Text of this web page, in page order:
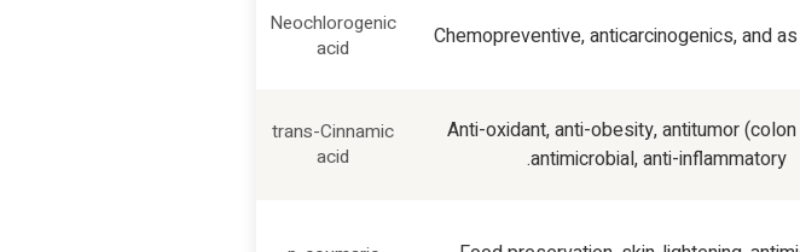
Chemopreventive, anticarcinogenics, and
Neochlorogenic
acid
Anti-oxidant, anti-obesity, antitumor
antimicrobial, anti-inflammatory.
trans-Cinnamic
acid